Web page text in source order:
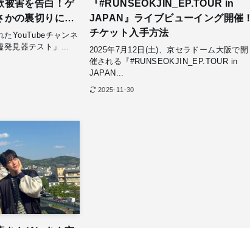
被害を告白！ゲ
かの裏切りに…
たYouTubeチャンネ
発見器テスト」...
『#RUNSEOKJIN_EP.TOUR in
JAPAN』ライブビューイング開催！
チケット入手方法
2025年7月12日(土)、京セラドーム大阪で開
催される『#RUNSEOKJIN_EP.TOUR in
JAPAN...
2025-11-30